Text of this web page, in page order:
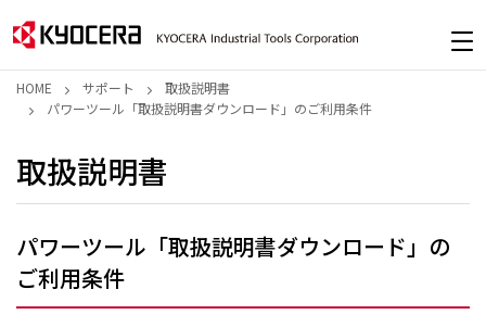
HOME サポート
取扱説明書
パワーツール「取扱説明書ダウンロード」のご利用条件
取扱説明書
パワーツール「取扱説明書ダウンロード」の
ご利用条件